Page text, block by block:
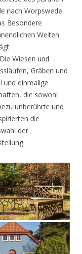
nach Worpswede
Besondere
Weiten.
Wiesen und
Gräben und
und einmalige
die sowohl
unberührte und
die
der